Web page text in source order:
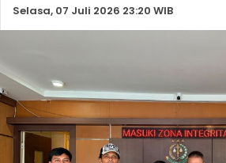
Selasa, 07 Juli 2026 23:20 WIB